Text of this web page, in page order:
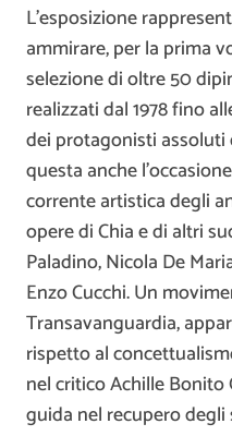
L’esposizione
ammirare, per la prima
selezione di oltre 50
realizzati dal 1978 fino
dei protagonisti assoluti
questa anche
corrente artistica degli
opere di Chia e di altri
Paladino, Nicola De
Enzo Cucchi. Un
Transavanguardia,
rispetto al
nel critico Achille
guida nel recupero